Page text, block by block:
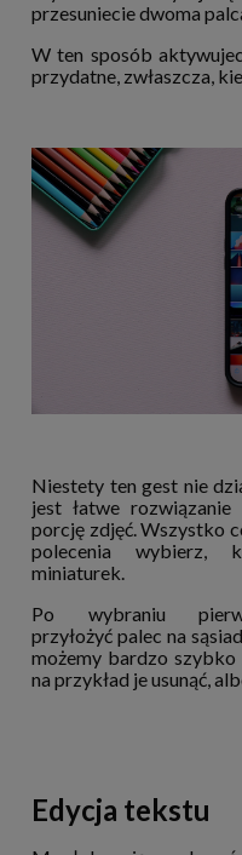
przesuniecie dwoma
W ten sposób
przydatne, zwłaszcza,
Niestety ten gest nie
jest łatwe
porcję zdjęć. Wszystko
polecenia wybierz,
miniaturek.
Po wybraniu
przyłożyć palec na
możemy bardzo
na przykład je usunąć,
Edycja tekstu